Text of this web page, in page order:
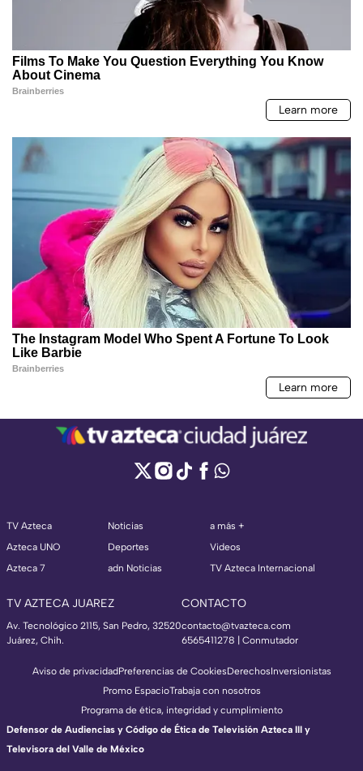
TV Azteca
Azteca UNO
Azteca 7
Noticias
Deportes
adn Noticias
a más +
Videos
TV Azteca Internacional
TV AZTECA JUAREZ
Av. Tecnológico 2115, San Pedro, 32520
Juárez, Chih.
CONTACTO
contacto@tvazteca.com
6565411278 | Conmutador
Aviso de privacidadPreferencias de CookiesDerechosInversionistas
Promo EspacioTrabaja con nosotros
Programa de ética, integridad y cumplimiento
Defensor de Audiencias y Código de Ética de Televisión Azteca III y
Televisora del Valle de México